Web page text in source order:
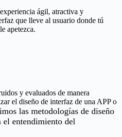
ágil, atractiva y
que lleve al usuario donde tú
apetezca.
y evaluados de manera
el diseño de interfaz de una APP o
las metodologías de diseño
el entendimiento del